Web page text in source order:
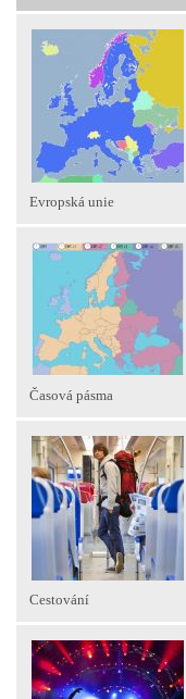
Evropská unie
Časová pásma
Cestování